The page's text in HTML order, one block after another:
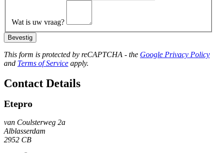
Wat is uw vraag?
Bevestig
This form is protected by reCAPTCHA - the Google Privacy Policy
and Terms of Service apply.
Contact Details
Etepro
van Coulsterweg 2a
Alblasserdam
2952 CB